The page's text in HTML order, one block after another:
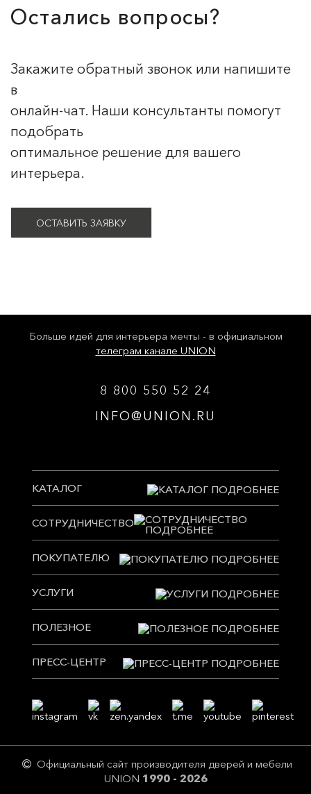
Остались вопросы?
Закажите обратный звонок или напишите
в
онлайн-чат. Наши консультанты помогут
подобрать
оптимальное решение для вашего
интерьера.
ОСТАВИТЬ ЗАЯВКУ
Больше идей для интерьера мечты - в официальном
телеграм канале UNION
8 800 550 52 24
INFO@UNION.RU
КАТАЛОГ
СОТРУДНИЧЕСТВО
ПОКУПАТЕЛЮ
УСЛУГИ
ПОЛЕЗНОЕ
ПРЕСС-ЦЕНТР
Официальный сайт производителя дверей и мебели
UNION 1990 - 2026